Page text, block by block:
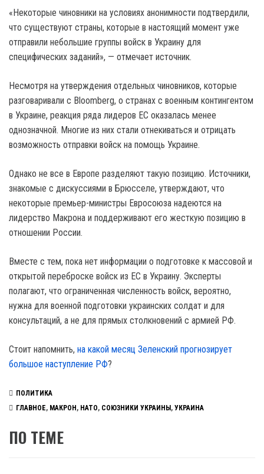
«Некоторые чиновники на условиях анонимности подтвердили,
что существуют страны, которые в настоящий момент уже
отправили небольшие группы войск в Украину для
специфических заданий», — отмечает источник.
Несмотря на утверждения отдельных чиновников, которые
разговаривали с Bloomberg, о странах с военным контингентом
в Украине, реакция ряда лидеров ЕС оказалась менее
однозначной. Многие из них стали отнекиваться и отрицать
возможность отправки войск на помощь Украине.
Однако не все в Европе разделяют такую позицию. Источники,
знакомые с дискуссиями в Брюсселе, утверждают, что
некоторые премьер-министры Евросоюза надеются на
лидерство Макрона и поддерживают его жесткую позицию в
отношении России.
Вместе с тем, пока нет информации о подготовке к массовой и
открытой переброске войск из ЕС в Украину. Эксперты
полагают, что ограниченная численность войск, вероятно,
нужна для военной подготовки украинских солдат и для
консультаций, а не для прямых столкновений с армией РФ.
Стоит напомнить, на какой месяц Зеленский прогнозирует
большое наступление РФ?
ПОЛИТИКА
ГЛАВНОЕ, МАКРОН, НАТО, СОЮЗНИКИ УКРАИНЫ, УКРАИНА
ПО ТЕМЕ